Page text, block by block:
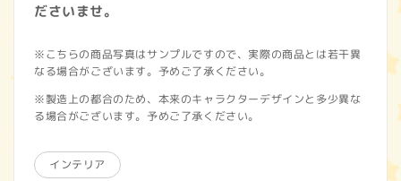
ださいませ。
※こちらの商品写真はサンプルですので、実際の商品とは若干異
なる場合がございます。予めご了承ください。
※製造上の都合のため、本来のキャラクターデザインと多少異な
る場合がございます。予めご了承ください。
インテリア